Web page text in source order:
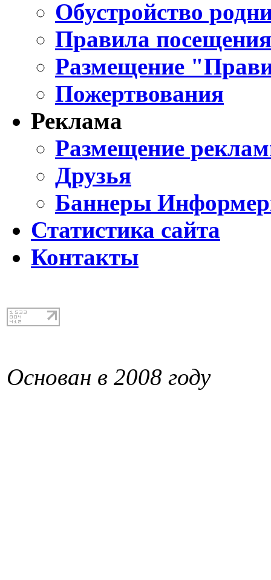
Обустройство
Правила
Размещение
Пожертвования
Реклама
Размещение
Друзья
Баннеры
Статистика сайта
Контакты
Основан в 2008 году